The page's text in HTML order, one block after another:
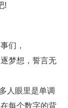
!
们，
梦想，誓言无
人眼里是单调
每个数字的背